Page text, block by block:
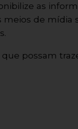
as
de mídia
possam